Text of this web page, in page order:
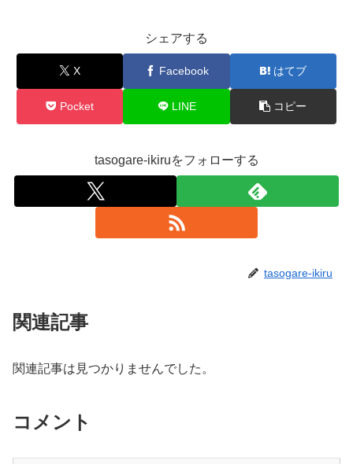
シェアする
X Facebook はてブ
Pocket LINE コピー
tasogare-ikiruをフォローする
tasogare-ikiru
関連記事
関連記事は見つかりませんでした。
コメント